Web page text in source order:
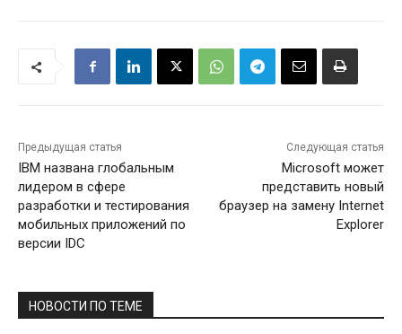
Предыдущая статья
IBM названа глобальным
лидером в сфере
разработки и тестирования
мобильных приложений по
версии IDC
Следующая статья
Microsoft может
представить новый
браузер на замену Internet
Explorer
НОВОСТИ ПО ТЕМЕ